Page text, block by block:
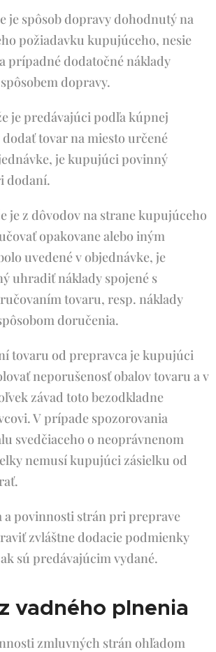
je spôsob dopravy dohodnutý na
požiadavku kupujúceho, nesie
prípadné dodatočné náklady
dopravy.
je predávajúci podľa kúpnej
tovar na miesto určené
je kupujúci povinný
dodaní.
je z dôvodov na strane kupujúceho
opakovane alebo iným
uvedené v objednávke, je
uhradiť náklady spojené s
tovaru, resp. náklady
doručenia.
tovaru od prepravca je kupujúci
neporušenosť obalov tovaru a v
závad toto bezodkladne
V prípade spozorovania
svedčiaceho o neoprávnenom
nemusí kupujúci zásielku od
a povinnosti strán pri preprave
zvláštne dodacie podmienky
sú predávajúcim vydané.
vadného plnenia
zmluvných strán ohľadom